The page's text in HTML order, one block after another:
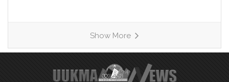
ടീമും കഠിന പരിശീലനത്തിന്റെ
അവസാനഘട്ടത്തിലാണ്. കേരളത്തിലെ
ചുണ്ടൻവള്ളം പാരമ്പര്യം
നിലനിർത്തിക്കൊണ്ട്, യുകെയിലെ
വിവിധ ബോട്ട് ക്ലബ്ബുകളെ
Show More